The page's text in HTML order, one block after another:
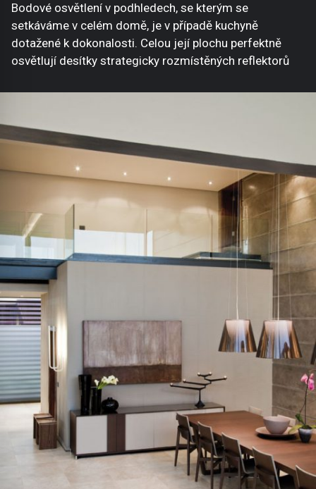
Bodové osvětlení v podhledech, se kterým se
setkáváme v celém domě, je v případě kuchyně
dotažené k dokonalosti. Celou její plochu perfektně
osvětlují desítky strategicky rozmístěných reflektorů